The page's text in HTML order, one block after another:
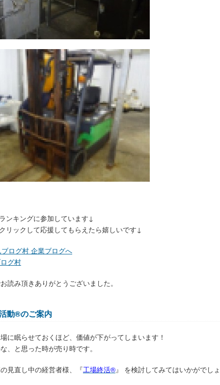
ンキングに参加しています↓
リックして応援してもらえたら嬉しいです↓
グ村
読み頂きありがとうございました。
動®のご案内
に眠らせておくほど、価値が下がってしまいます！
、と思った時が売り時です。
見直し中の経営者様、『工場終活®』 を検討してみてはいかがでしょ